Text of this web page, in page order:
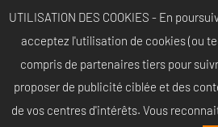
Expertise Judiciaire
UTILISATION DES COOKIES - En
acceptez l'utilisation de cookies (ou
compris de partenaires tiers pour
proposer de publicité ciblée et des
de vos centres d'intérêts. Vous